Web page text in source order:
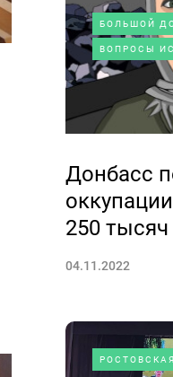
БОЛЬШОЙ
ВОПРОСЫ
Донбасс
250
04.11.2022